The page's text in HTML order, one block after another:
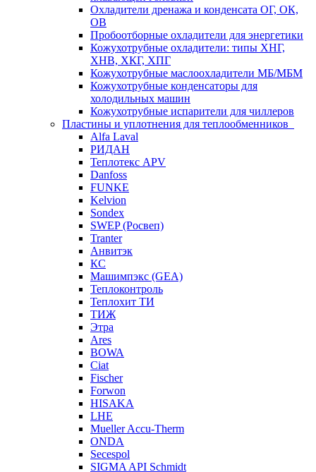
Охладители дренажа и конденсата ОГ, ОК,
ОВ
Пробоотборные охладители для энергетики
Кожухотрубные охладители: типы ХНГ,
ХНВ, ХКГ, ХПГ
Кожухотрубные маслоохладители МБ/МБМ
Кожухотрубные конденсаторы для
холодильных машин
Кожухотрубные испарители для чиллеров
Пластины и уплотнения для теплообменников
Alfa Laval
РИДАН
Теплотекс APV
Danfoss
FUNKE
Kelvion
Sondex
SWEP (Росвеп)
Tranter
Анвитэк
КС
Машимпэкс (GEA)
Теплоконтроль
Теплохит ТИ
ТИЖ
Этра
Ares
BOWA
Ciat
Fischer
Forwon
HISAKA
LHE
Mueller Accu-Therm
ONDA
Secespol
SIGMA API Schmidt